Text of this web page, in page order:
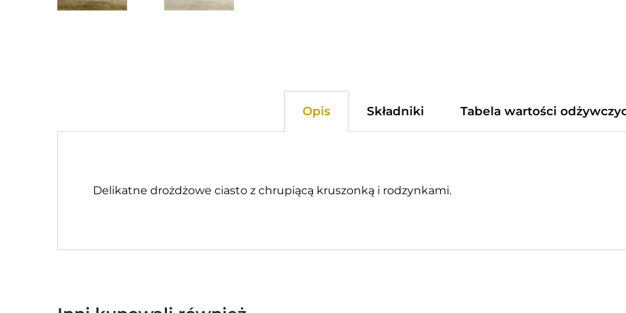
Opis Składniki Tabela wartości
Delikatne drożdżowe ciasto z chrupiącą kruszonką i rodzynkami.